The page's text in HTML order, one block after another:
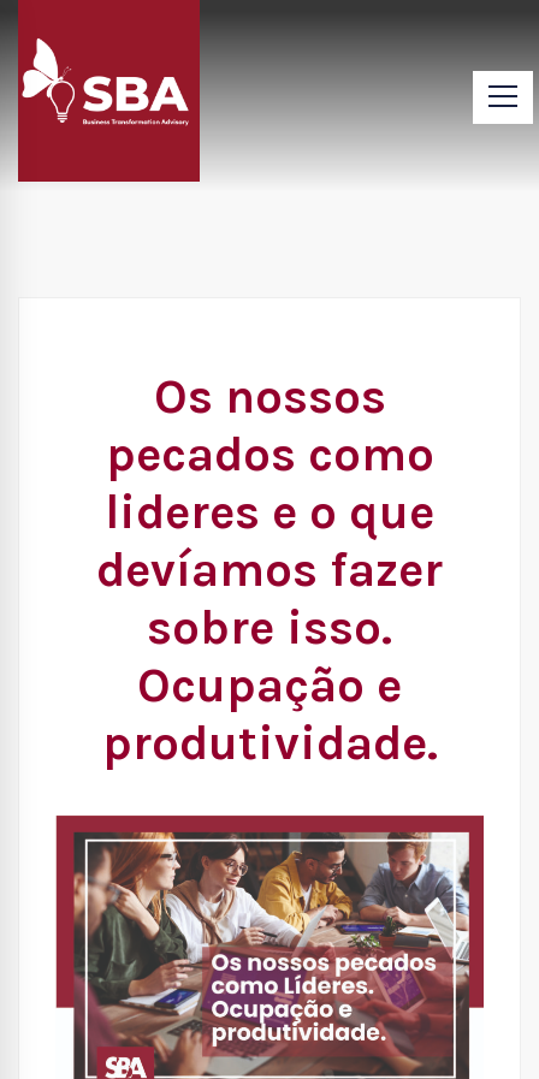
Os nossos
pecados como
lideres e o que
devíamos fazer
sobre isso.
Ocupação e
produtividade.